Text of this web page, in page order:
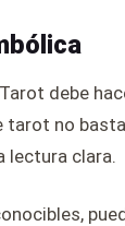
debe
tarot no
lectura clara.